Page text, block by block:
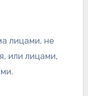
лицами, не
или лицами,